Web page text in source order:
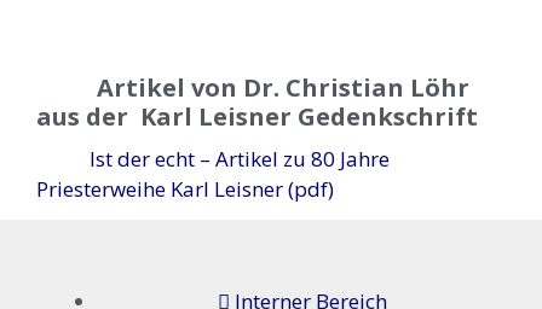
Artikel von Dr. Christian Löhr
aus der Karl Leisner Gedenkschrift
Ist der echt – Artikel zu 80 Jahre
Priesterweihe Karl Leisner (pdf)
Interner Bereich